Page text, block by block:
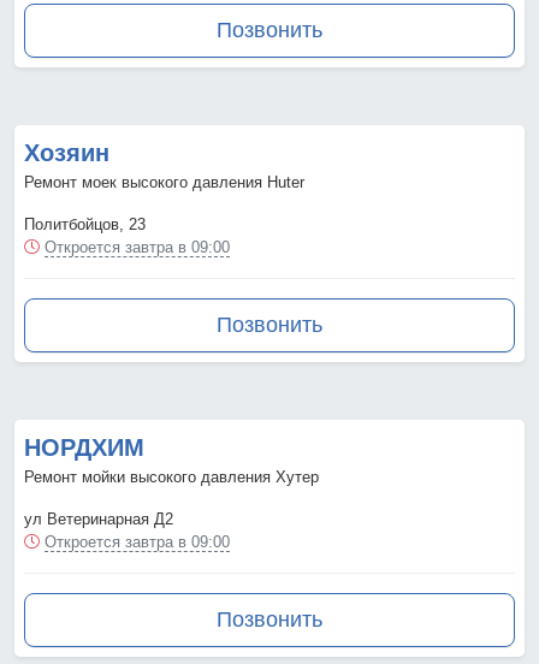
Позвонить
Хозяин
Ремонт моек высокого давления Huter
Политбойцов, 23
Откроется завтра в 09:00
Позвонить
НОРДХИМ
Ремонт мойки высокого давления Хутер
ул Ветеринарная Д2
Откроется завтра в 09:00
Позвонить